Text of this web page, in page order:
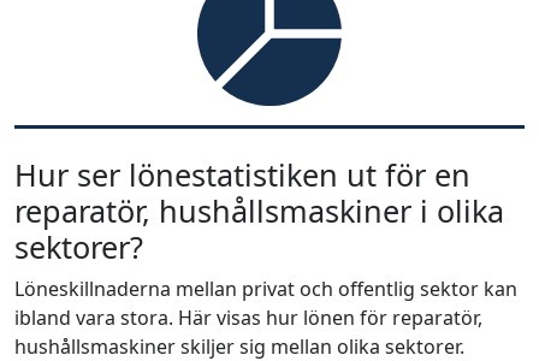
Hur ser lönestatistiken ut för en
reparatör, hushållsmaskiner i olika
sektorer?
Löneskillnaderna mellan privat och offentlig sektor kan
ibland vara stora. Här visas hur lönen för reparatör,
hushållsmaskiner skiljer sig mellan olika sektorer.